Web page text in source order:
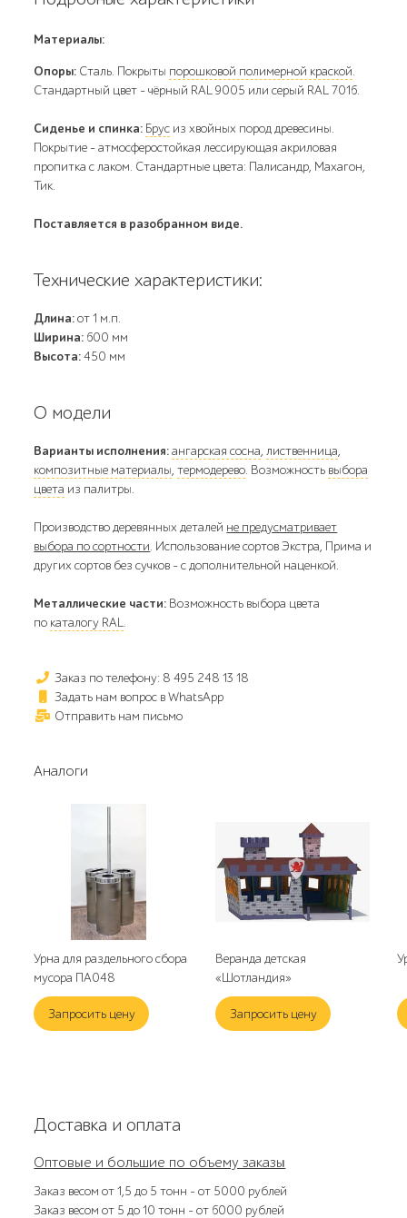
Материалы:
Опоры: Сталь. Покрыты порошковой полимерной краской.
Стандартный цвет – чёрный RAL 9005 или серый RAL 7016.
Сиденье и спинка: Брус из хвойных пород древесины.
Покрытие - атмосферостойкая лессирующая акриловая
пропитка с лаком. Стандартные цвета: Палисандр, Махагон,
Тик.
Поставляется в разобранном виде.
Технические характеристики:
Длина:от 1 м.п.
Ширина: 600 мм
Высота:450 мм
О модели
Варианты исполнения:ангарская сосна,лиственница,
композитные материалы,термодерево. Возможность выбора
цвета из палитры.
Производство деревянных деталей не предусматривает
выбора по сортности. Использование сортов Экстра, Прима и
других сортов без сучков - с дополнительной наценкой.
Металлические части: Возможность выбора цвета
по каталогу RAL.
Заказ по телефону: 8 495 248 13 18
Задать нам вопрос в WhatsApp
Отправить нам письмо
Аналоги
Урна для раздельного сбора
мусора ПА048
Запросить цену
Веранда детская
«Шотландия»
Запросить цену
Доставка и оплата
Оптовые и большие по объему заказы
Заказ весом от 1,5 до 5 тонн – от 5000 рублей
Заказ весом от 5 до 10 тонн – от 6000 рублей